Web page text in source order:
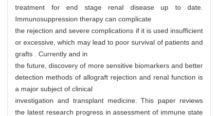
treatment for end stage renal disease up to date.
Immunosuppression therapy can complicate
the rejection and severe complications if it is used insufficient
or excessive, which may lead to poor survival of patients and
grafts . Currently and in
the future, discovery of more sensitive biomarkers and better
detection methods of allograft rejection and renal function is
a major subject of clinical
investigation and transplant medicine. This paper reviews
the latest research progress in assessment of immune state